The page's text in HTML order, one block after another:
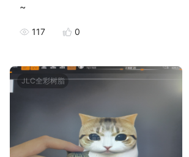
~
117 0
JLC全彩树脂